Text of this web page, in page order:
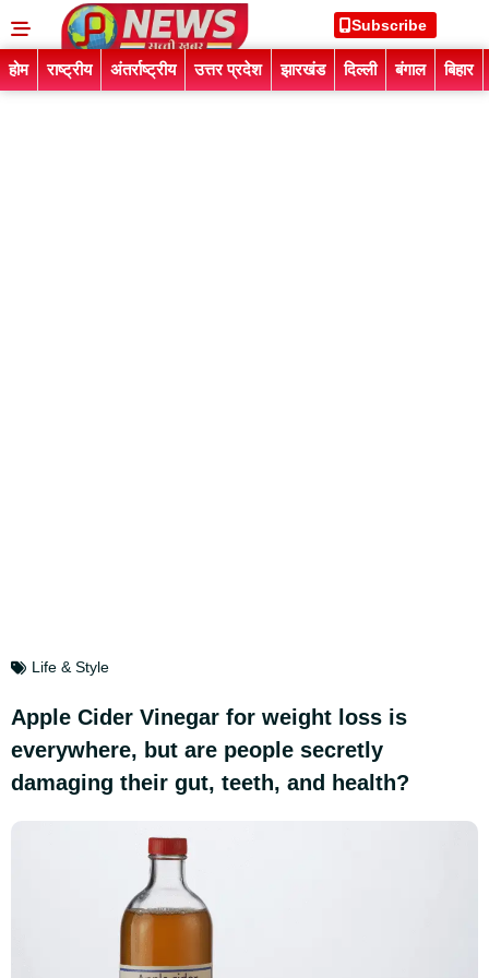
Subscribe
होम राष्ट्रीय अंतर्राष्ट्रीय उत्तर प्रदेश झारखंड दिल्ली बंगाल बिहार
Life & Style
Apple Cider Vinegar for weight loss is
everywhere, but are people secretly
damaging their gut, teeth, and health?